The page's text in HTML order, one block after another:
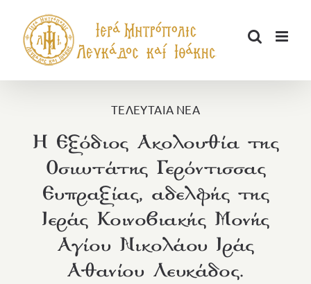
περιεχόμενο
ΤΕΛΕΥΤΑΙΑ ΝΕΑ
Η Εξόδιος Ακολουθία της
Οσιωτάτης Γερόντισσας
Ευπραξίας, αδελφής της
Ιεράς Κοινοβιακής Μονής
Αγίου Νικολάου Ιράς
Αθανίου Λευκάδος.